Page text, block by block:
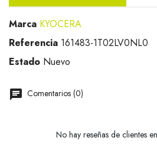
Marca KYOCERA
Referencia 161483-1T02LV0NL0
Estado Nuevo
Comentarios (0)
No hay reseñas de clientes